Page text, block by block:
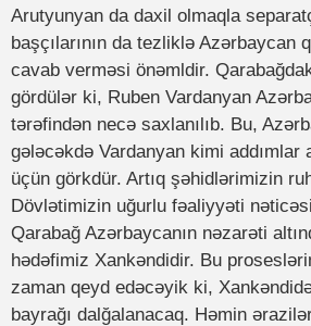
Arutyunyan da daxil olmaqla
başçılarının da tezliklə Azərbaycan
cavab verməsi önəmldir.
gördülər ki, Ruben Vardanyan
tərəfindən necə saxlanılıb. Bu,
gələcəkdə Vardanyan kimi addımlar
üçün görkdür. Artıq şəhidlərimizin
Dövlətimizin uğurlu fəaliyyəti
Qarabağ Azərbaycanın nəzarəti
hədəfimiz Xankəndidir. Bu
zaman qeyd edəcəyik ki,
bayrağı dalğalanacaq. Həmin